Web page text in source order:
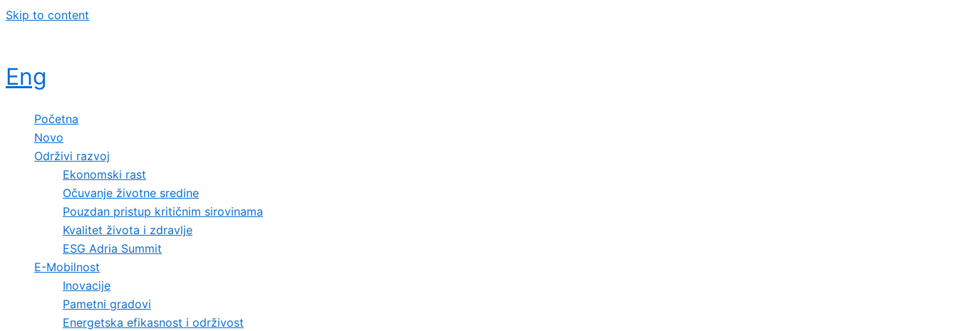
Skip to content
Eng
Početna
Novo
Održivi razvoj
Ekonomski rast
Očuvanje životne sredine
Pouzdan pristup kritičnim sirovinama
Kvalitet života i zdravlje
ESG Adria Summit
E-Mobilnost
Inovacije
Pametni gradovi
Energetska efikasnost i održivost